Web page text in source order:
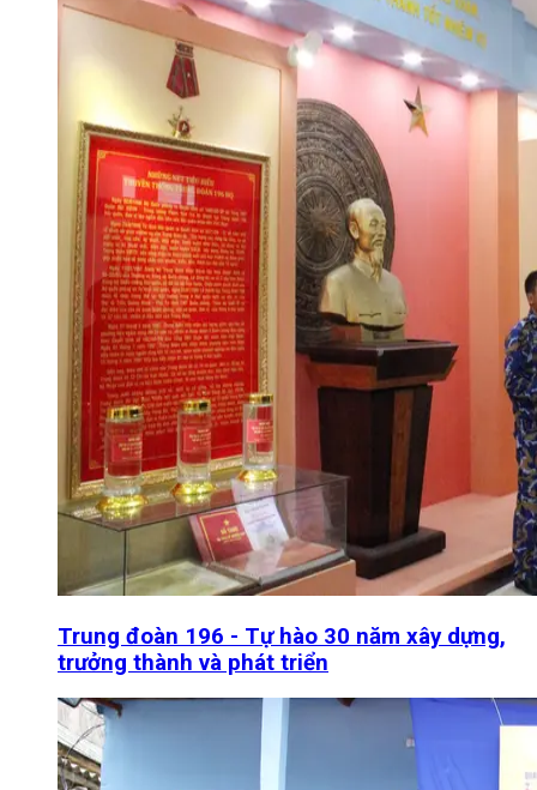
Trung đoàn 196 - Tự hào 30 năm xây dựng,
trưởng thành và phát triển